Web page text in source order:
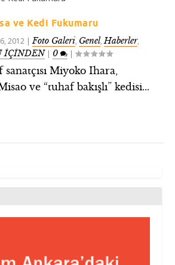
ve Kedi Fukumaru
2012 |Foto Galeri, Genel,Haberler,
İÇİNDEN| 0 |
Miyoko Ihara,
ve “tuhaf bakışlı” kedisi...